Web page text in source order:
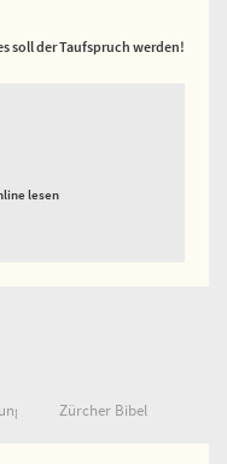
soll der Taufspruch werden!
lesen
Zürcher Bibel